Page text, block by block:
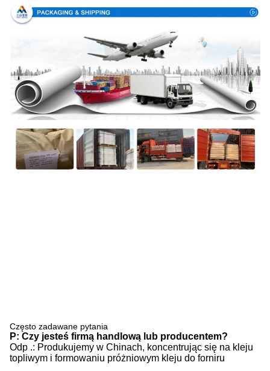
Często zadawane pytania
P: Czy jesteś firmą handlową lub producentem?
Odp .: Produkujemy w Chinach, koncentrując się na kleju
topliwym i formowaniu próżniowym kleju do forniru